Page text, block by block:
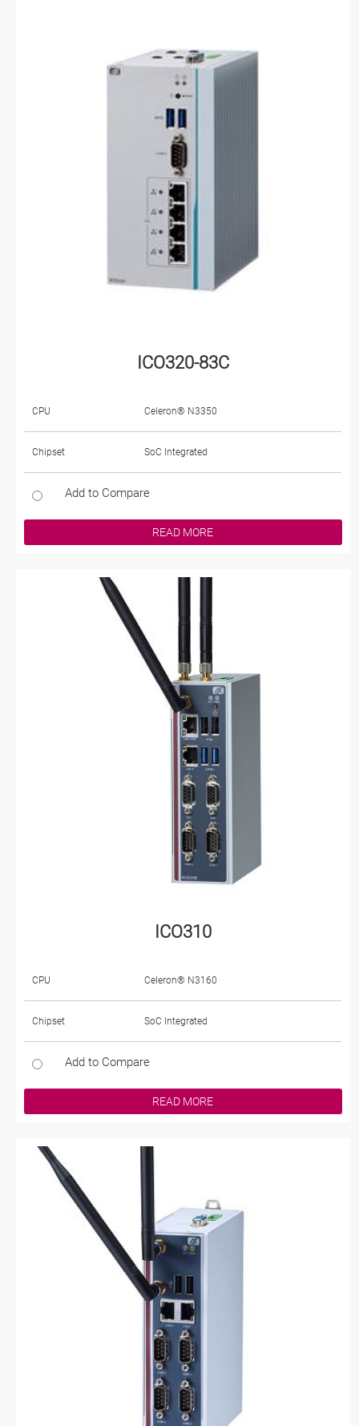
ICO320-83C
CPU Celeron® N3350
Chipset SoC Integrated
Add to Compare
READ MORE
ICO310
CPU Celeron® N3160
Chipset SoC Integrated
Add to Compare
READ MORE